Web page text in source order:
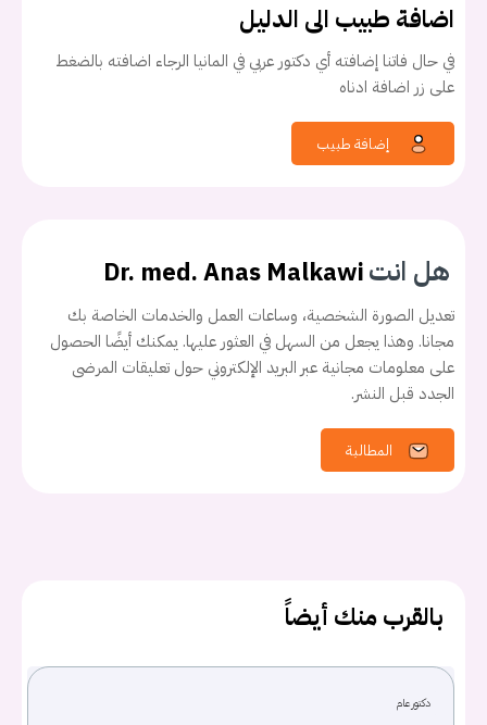
اضافة طبيب الى الدليل
في حال فاتنا إضافته أي دكتور عربي في المانيا الرجاء اضافته بالضغط
على زر اضافة ادناه
هل انتDr. med. Anas Malkawi
تعديل الصورة الشخصية، وساعات العمل والخدمات الخاصة بك
مجانا. وهذا يجعل من السهل في العثور عليها. يمكنك أيضًا الحصول
على معلومات مجانية عبر البريد الإلكتروني حول تعليقات المرضى
الجدد قبل النشر.
المطالبة
بالقرب منك أيضاً
دكتور عام